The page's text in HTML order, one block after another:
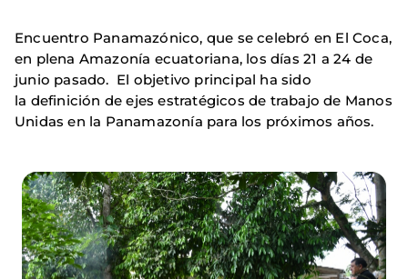
Encuentro Panamazónico, que se celebró en El Coca,
en plena Amazonía ecuatoriana, los días 21 a 24 de
junio pasado. El objetivo principal ha sido
la definición de ejes estratégicos de trabajo de Manos
Unidas en la Panamazonía para los próximos años.